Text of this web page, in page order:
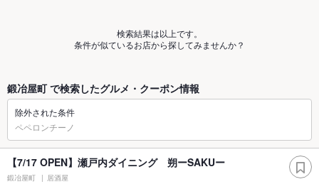
検索結果は以上です。
条件が似ているお店から探してみませんか？
鍛冶屋町 で検索したグルメ・クーポン情報
除外された条件
ペペロンチーノ
【7/17 OPEN】瀬戸内ダイニング 朔ーSAKUー
鍛冶屋町 居酒屋